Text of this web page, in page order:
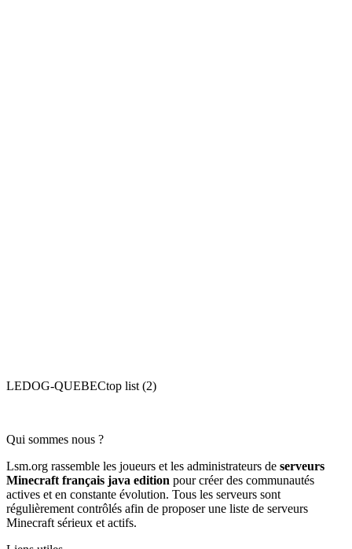
LEDOG-QUEBECtop list (2)
Qui sommes nous ?
Lsm.org rassemble les joueurs et les administrateurs de serveurs
Minecraft français java edition pour créer des communautés
actives et en constante évolution. Tous les serveurs sont
régulièrement contrôlés afin de proposer une liste de serveurs
Minecraft sérieux et actifs.